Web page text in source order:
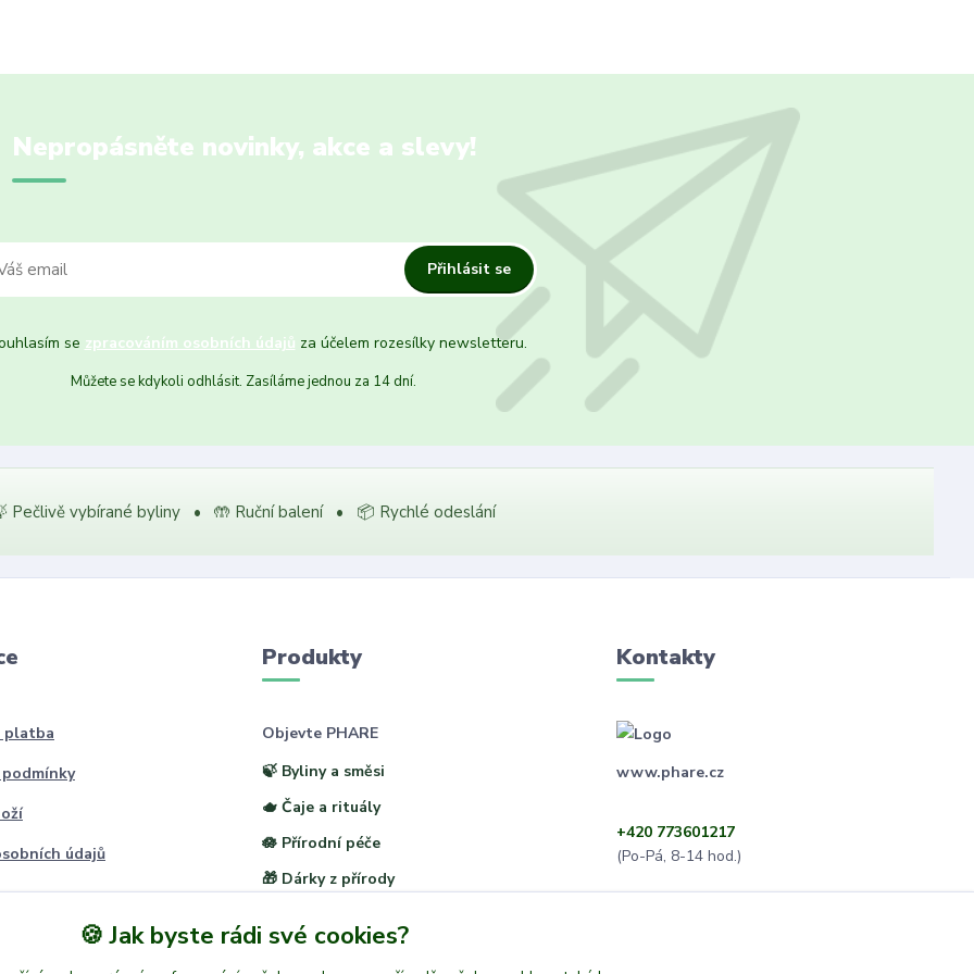
Nepropásněte novinky, akce a slevy!
Přihlásit se
se zpracováním osobních údajů za účelem rozesílky newsletteru.
Můžete se kdykoli odhlásit. Zasíláme jednou za 14 dní.
Pečlivě vybírané byliny • 🤲 Ruční balení • 📦 Rychlé odeslání
platba
údajů
Produkty
Objevte PHARE
🍃 Byliny a směsi
🫖 Čaje a rituály
🪷 Přírodní péče
🎁 Dárky z přírody
Kontakty
www.phare.cz
+420 773601217
(Po-Pá, 8-14 hod.)
🍪 Jak byste rádi své cookies?